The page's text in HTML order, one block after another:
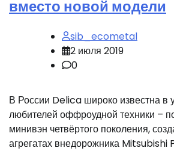
вместо новой модели
sib_ecometal
2 июля 2019
0
В России Delica широко известна в
любителей оффроудной техники –
минивэн четвёртого поколения,
агрегатах внедорожника Mitsubishi